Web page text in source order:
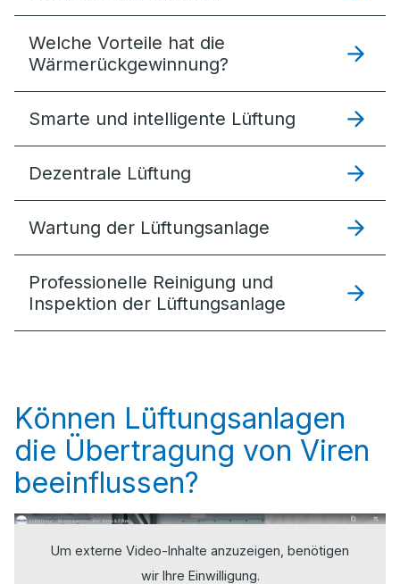
Welche Vorteile hat die
Wärmerückgewinnung?
Smarte und intelligente Lüftung
Dezentrale Lüftung
Wartung der Lüftungsanlage
Professionelle Reinigung und
Inspektion der Lüftungsanlage
Können Lüftungsanlagen
die Übertragung von Viren
beeinflussen?
Um externe Video-Inhalte anzuzeigen, benötigen
wir Ihre Einwilligung.